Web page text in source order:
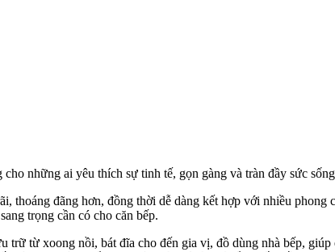
những ai yêu thích sự tinh tế, gọn gàng và tràn đầy sức
thoáng đãng hơn, đồng thời dễ dàng kết hợp với nhiều phong
trọng cần có cho căn bếp.
trữ từ xoong nồi, bát đĩa cho đến gia vị, đồ dùng nhà bếp,